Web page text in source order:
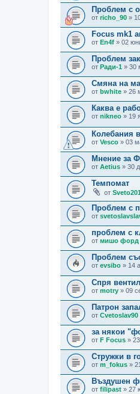
Проблем с
от richo_90 »
Focus mk1
от En4f » 02
Проблем
от Ради-1 » 30
Смяна на
от bwhite » 26
Каква е
от nikneo » 19
Колебания
от Vesco » 03
Мнение за
от Aetius » 30
Темпомат
от
Проблем с
от
проблем с
от мишо форд
Проблем
от evsibo » 14
Спря
от motry » 09
Патрон
от Cvetoslav90
за някои
от F Focus »
Стружки в
от m_fokus »
Въздушен
от filipast » 27